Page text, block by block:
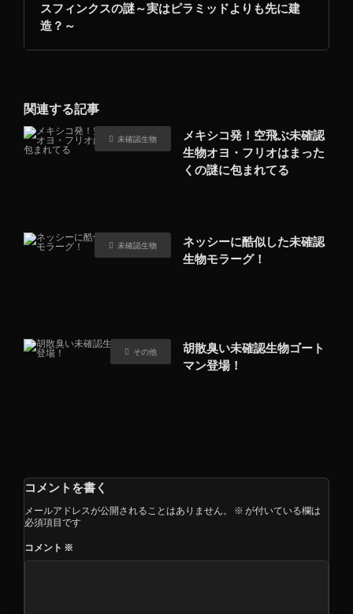
スフィンクスの謎～実はピラミッドよりも先に建
造？～
関連する記事
未確認生物
メキシコ発！空飛ぶ未確認
生物オヨ・フリオはまった
くの謎に包まれてる
未確認生物
ネッシーに酷似した未確認
生物モラーグ！
その他
胡散臭い未確認生物ゴート
マン登場！
コメントを書く
メールアドレスが公開されることはありません。 ※ が付いている欄は
必須項目です
コメント ※